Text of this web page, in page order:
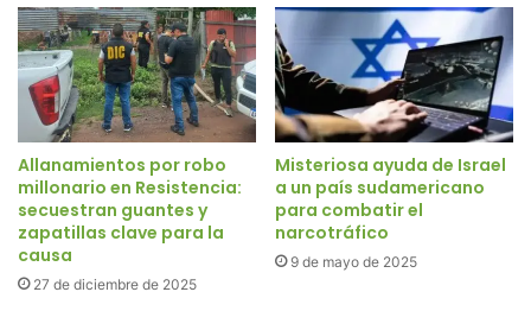
Allanamientos por robo
millonario en Resistencia:
secuestran guantes y
zapatillas clave para la
causa
27 de diciembre de 2025
Misteriosa ayuda de Israel
a un país sudamericano
para combatir el
narcotráfico
9 de mayo de 2025